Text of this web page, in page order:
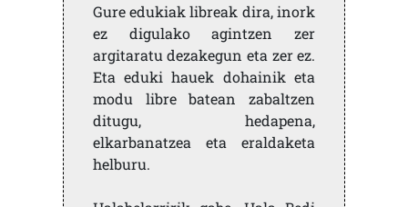
Gure edukiak libreak dira, inork
ez digulako agintzen zer
argitaratu dezakegun eta zer ez.
Eta eduki hauek dohainik eta
modu libre batean zabaltzen
ditugu, hedapena,
elkarbanatzea eta eraldaketa
helburu.